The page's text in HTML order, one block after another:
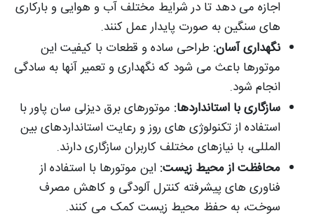
اجازه می دهد تا در شرایط مختلف آب و هوایی و بارکاری
های سنگین به صورت پایدار عمل کنند.
نگهداری آسان: طراحی ساده و قطعات با کیفیت این
موتورها باعث می شود که نگهداری و تعمیر آنها به سادگی
انجام شود.
سازگاری با استانداردها: موتورهای برق دیزلی سان پاور با
استفاده از تکنولوژی های روز و رعایت استانداردهای بین
المللی، با نیازهای مختلف کاربران سازگاری دارند.
محافظت از محیط زیست: این موتورها با استفاده از
فناوری های پیشرفته کنترل آلودگی و کاهش مصرف
سوخت، به حفظ محیط زیست کمک می کنند.